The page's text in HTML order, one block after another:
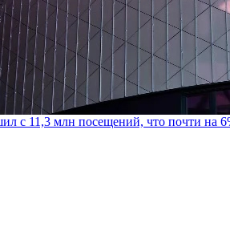
с 11,3 млн посещений, что почти